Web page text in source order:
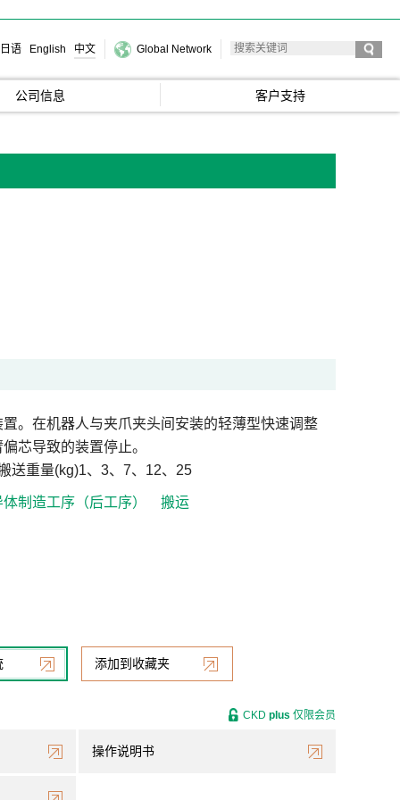
日语 English 中文 Global Network
公司信息 客户支持
。在机器人与夹爪夹头间安装的轻薄型快速调整
芯导致的装置停止。
送重量(kg)1、3、7、12、25
制造工序（后工序） 搬运
添加到收藏夹
操作说明书
CKD plus 仅限会员